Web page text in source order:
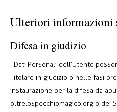
Ulteriori informazioni
Difesa in giudizio
I Dati Personali dell’Utente
Titolare in giudizio o nelle fasi
instaurazione per la difesa da
oltrelospecchiomagico.org o dei